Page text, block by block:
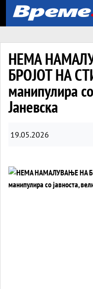
НЕМА
БРОЈОТ НА
манипулира
Јаневска
19.05.2026